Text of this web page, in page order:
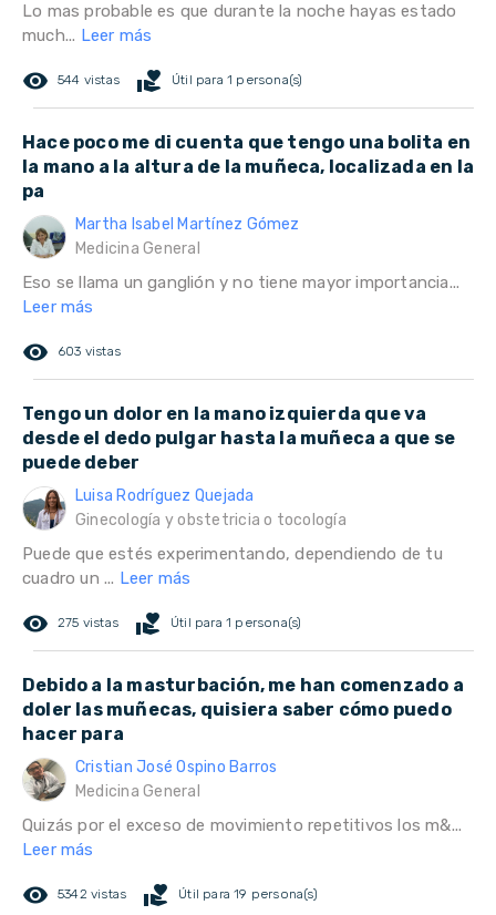
Lo mas probable es que durante la noche hayas estado
much... Leer más
remove_red_eye 544 vistas volunteer_activism Útil para 1 persona(s)
Hace poco me di cuenta que tengo una bolita en
la mano a la altura de la muñeca, localizada en la
pa
Martha Isabel Martínez Gómez
Medicina General
Eso se llama un ganglión y no tiene mayor importancia...
Leer más
remove_red_eye 603 vistas
Tengo un dolor en la mano izquierda que va
desde el dedo pulgar hasta la muñeca a que se
puede deber
Luisa Rodríguez Quejada
Ginecología y obstetricia o tocología
Puede que estés experimentando, dependiendo de tu
cuadro un ... Leer más
remove_red_eye 275 vistas volunteer_activism Útil para 1 persona(s)
Debido a la masturbación, me han comenzado a
doler las muñecas, quisiera saber cómo puedo
hacer para
Cristian José Ospino Barros
Medicina General
Quizás por el exceso de movimiento repetitivos los m&...
Leer más
remove_red_eye 5342 vistas volunteer_activism Útil para 19 persona(s)